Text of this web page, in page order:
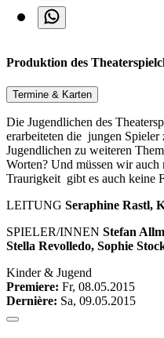
Produktion des
Termine & Karten
Die Jugendlichen des
erarbeiteten die jungen Spieler
Jugendlichen zu weiteren
Worten? Und müssen wir
Traurigkeit gibt es auch keine
LEITUNG Seraphine Rastl,
SPIELER/INNEN Stefan
Stella Revolledo, Sophie
Kinder & Jugend
Premiere: Fr, 08.05.2015
Dernière: Sa, 09.05.2015